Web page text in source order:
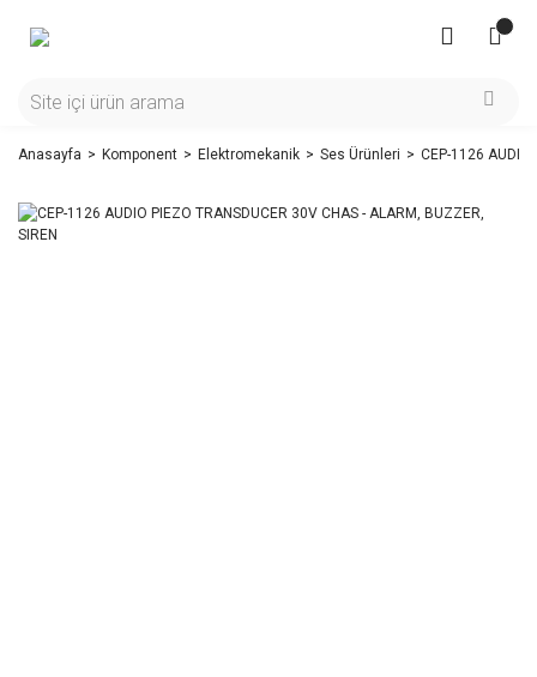
Anasayfa Komponent Elektromekanik Ses Ürünleri CEP-1126 AUDIO